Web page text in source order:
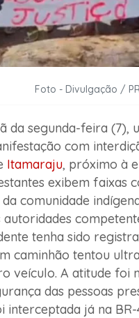
Foto - Divulgação /
da segunda-feira
com
Itamaraju, próximo à
exibem faixas
comunidade
tenha sido
caminhão tentou
veículo. A atitude foi
das pessoas
interceptada já na